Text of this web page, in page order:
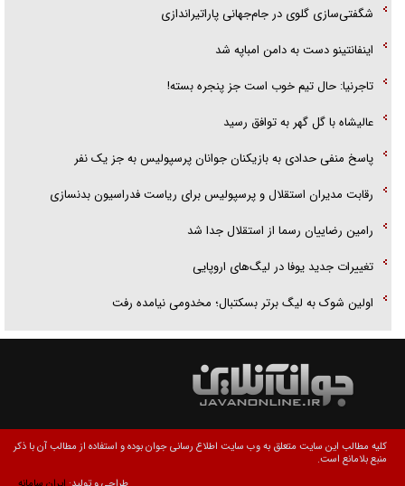
شگفتی‌سازی گلوی در جام‌جهانی پاراتیراندازی
اینفانتینو دست به دامن امباپه شد
تاجرنیا: حال تیم خوب است جز پنجره بسته!
عالیشاه با گل گهر به توافق رسید
پاسخ منفی حدادی به بازیکنان جوانان پرسپولیس به جز یک نفر
رقابت مدیران استقلال و پرسپولیس برای ریاست فدراسیون بدنسازی
رامین رضاییان رسما از استقلال جدا شد
تغییرات جدید یوفا در لیگ‌های اروپایی
اولین شوک به لیگ برتر بسکتبال؛ مخدومی نیامده رفت
کلیه مطالب این سایت متعلق به وب سایت اطلاع رسانی جوان بوده و استفاده از مطالب آن با ذکر
منبع بلامانع است.